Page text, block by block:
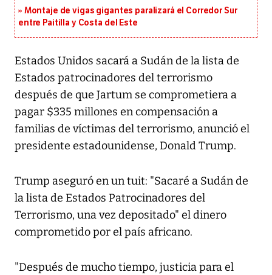
Montaje de vigas gigantes paralizará el Corredor Sur
entre Paitilla y Costa del Este
Estados Unidos sacará a Sudán de la lista de
Estados patrocinadores del terrorismo
después de que Jartum se comprometiera a
pagar $335 millones en compensación a
familias de víctimas del terrorismo, anunció el
presidente estadounidense, Donald Trump.
Trump aseguró en un tuit: "Sacaré a Sudán de
la lista de Estados Patrocinadores del
Terrorismo, una vez depositado" el dinero
comprometido por el país africano.
"Después de mucho tiempo, justicia para el